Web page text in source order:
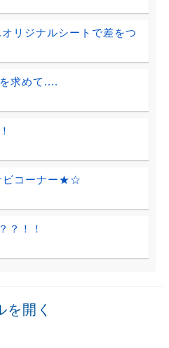
リジナルシートで差をつ
求めて....
コーナー★☆
？！！
開く